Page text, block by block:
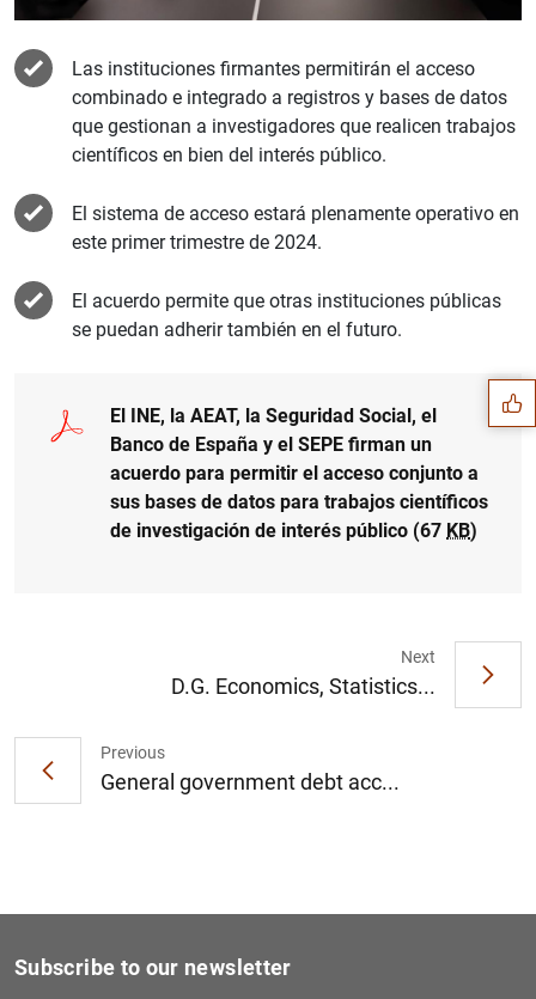
Las instituciones firmantes permitirán el acceso
combinado e integrado a registros y bases de datos
que gestionan a investigadores que realicen trabajos
científicos en bien del interés público.
El sistema de acceso estará plenamente operativo en
este primer trimestre de 2024.
El acuerdo permite que otras instituciones públicas
se puedan adherir también en el futuro.
El INE, la AEAT, la Seguridad Social, el
Banco de España y el SEPE firman un
acuerdo para permitir el acceso conjunto a
sus bases de datos para trabajos científicos
de investigación de interés público (67 KB)
Previous
General government debt acc...
Next
D.G. Economics, Statistics...
Suggestions
Subscribe to our newsletter